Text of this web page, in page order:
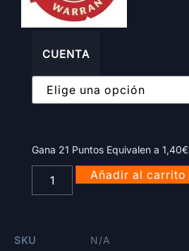
CUENTA
Gana 21 Puntos Equivalen a 1,40€
Añadir al carrito
SKU
N/A